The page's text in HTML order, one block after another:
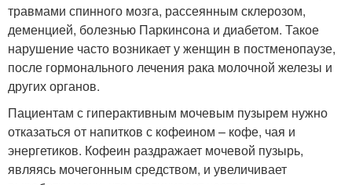
травмами спинного мозга, рассеянным склерозом,
деменцией, болезнью Паркинсона и диабетом. Такое
нарушение часто возникает у женщин в постменопаузе,
после гормонального лечения рака молочной железы и
других органов.
Пациентам с гиперактивным мочевым пузырем нужно
отказаться от напитков с кофеином – кофе, чая и
энергетиков. Кофеин раздражает мочевой пузырь,
являясь мочегонным средством, и увеличивает